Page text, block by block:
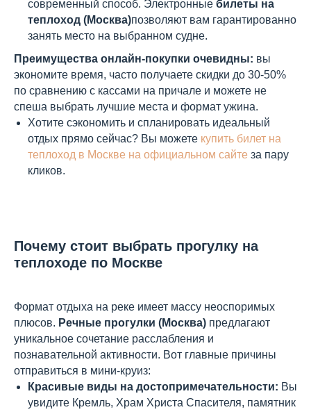
современный способ. Электронные билеты на
теплоход (Москва)позволяют вам гарантированно
занять место на выбранном судне.
Преимущества онлайн-покупки очевидны: вы
экономите время, часто получаете скидки до 30-50%
по сравнению с кассами на причале и можете не
спеша выбрать лучшие места и формат ужина.
Хотите сэкономить и спланировать идеальный
отдых прямо сейчас? Вы можете купить билет на
теплоход в Москве на официальном сайте за пару
кликов.
Почему стоит выбрать прогулку на
теплоходе по Москве
Формат отдыха на реке имеет массу неоспоримых
плюсов. Речные прогулки (Москва) предлагают
уникальное сочетание расслабления и
познавательной активности. Вот главные причины
отправиться в мини-круиз:
Красивые виды на достопримечательности: Вы
увидите Кремль, Храм Христа Спасителя, памятник